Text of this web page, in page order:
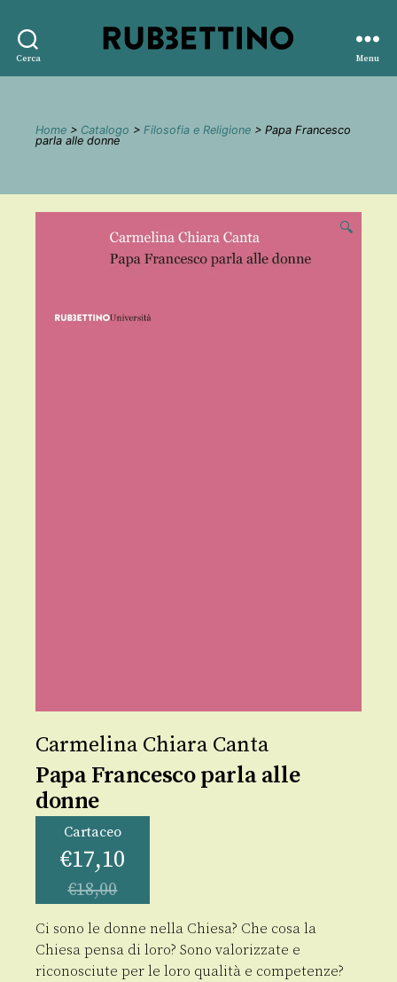
Cerca
editore
Menu
Home > Catalogo > Filosofia e Religione > Papa Francesco
parla alle donne
🔍
Carmelina Chiara Canta
Papa Francesco parla alle
donne
Cartaceo
€17,10
€18,00
Ci sono le donne nella Chiesa? Che cosa la
Chiesa pensa di loro? Sono valorizzate e
riconosciute per le loro qualità e competenze?